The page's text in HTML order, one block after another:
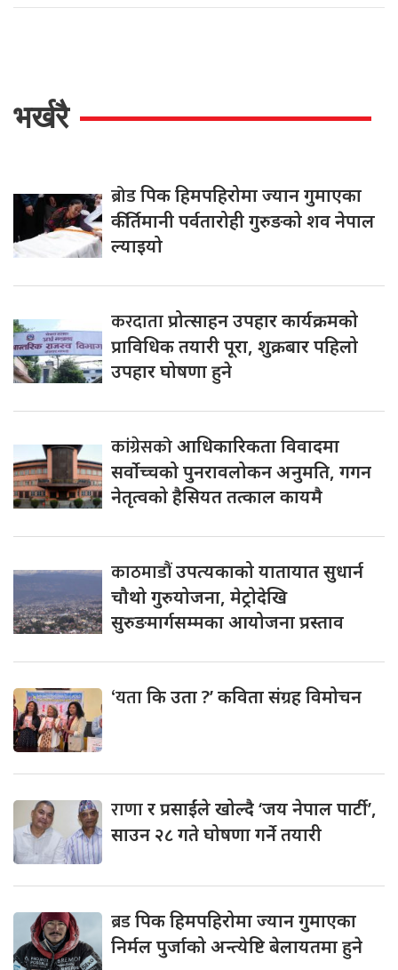
भर्खरै
ब्रोडपिक हिमपहिरोमा ज्यान गुमाएका
कीर्तिमानी पर्वतारोही गुरुङको शव नेपाल
ल्याइयो
करदाताप्रोत्साहन उपहार कार्यक्रमको
प्राविधिक तयारी पूरा, शुक्रबार पहिलो
उपहार घोषणा हुने
कांग्रेसकोआधिकारिकता विवादमा
सर्वोच्चको पुनरावलोकन अनुमति, गगन
नेतृत्वको हैसियत तत्काल कायमै
काठमाडौंउपत्यकाको यातायात सुधार्न
चौथो गुरुयोजना, मेट्रोदेखि
सुरुङमार्गसम्मका आयोजना प्रस्ताव
‘यताकि उता ?’ कविता संग्रह विमोचन
राणार प्रसाईंले खोल्दै ‘जय नेपाल पार्टी’,
साउन २८ गते घोषणा गर्ने तयारी
ब्रडपिक हिमपहिरोमा ज्यान गुमाएका
निर्मल पुर्जाको अन्त्येष्टि बेलायतमा हुने